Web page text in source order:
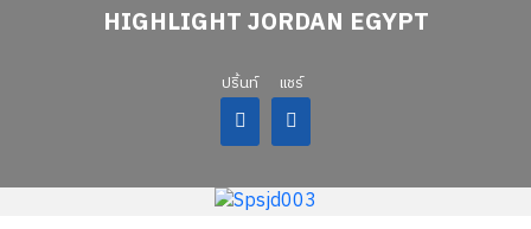
HIGHLIGHT JORDAN EGYPT